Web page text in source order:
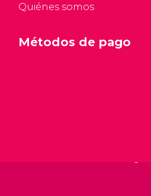
Quiénes somos
Métodos de pago